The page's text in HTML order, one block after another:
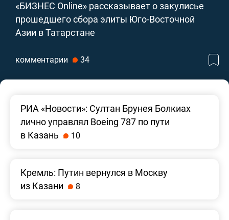
«БИЗНЕС Online» рассказывает о закулисье
прошедшего сбора элиты Юго-Восточной
Азии в Татарстане
комментарии 34
РИА «Новости»: Султан Брунея Болкиах
лично управлял Boeing 787 по пути
в Казань
10
Кремль: Путин вернулся в Москву
из Казани
8